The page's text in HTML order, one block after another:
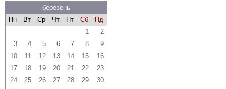
березень
Пн
Вт Ср Чт Пт Сб
Нд
1
2
3
4 5 6 7 8
9
10
11 12 13 14 15
16
17
18 19 20 21 22
23
24
25 26 27 28 29
30